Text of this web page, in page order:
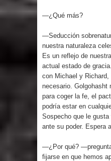
—¿Qué más?
—Seducción
nuestra naturaleza
Es un reflejo de
actual estado de
con Michael y Richard,
necesario. Golgohasht
para coger la fe, el
podría estar en
Sospecho que le
ante su poder. Espera
—¿Por qué?
fijarse en que hemos